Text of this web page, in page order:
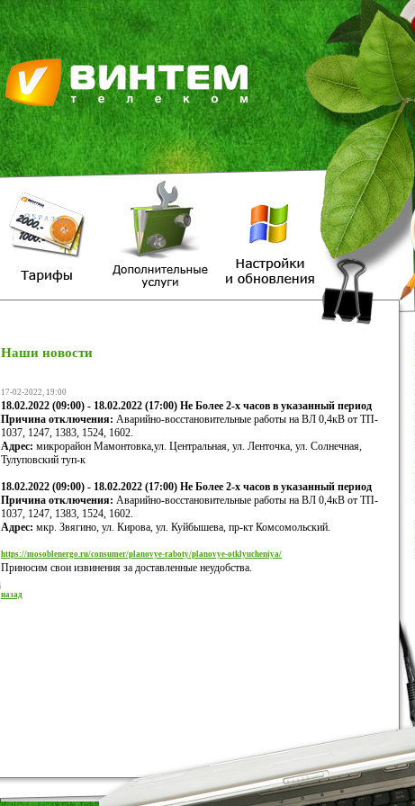
Наши новости
17-02-2022, 19:00
18.02.2022 (09:00) - 18.02.2022 (17:00) Не Более 2-х часов в указанный период
Причина отключения: Аварийно-восстановительные работы на ВЛ 0,4кВ от ТП-
1037, 1247, 1383, 1524, 1602.
Адрес: микрорайон Мамонтовка,ул. Центральная, ул. Ленточка, ул. Солнечная,
Тулуповский туп-к
18.02.2022 (09:00) - 18.02.2022 (17:00) Не Более 2-х часов в указанный период
Причина отключения: Аварийно-восстановительные работы на ВЛ 0,4кВ от ТП-
1037, 1247, 1383, 1524, 1602.
Адрес: мкр. Звягино, ул. Кирова, ул. Куйбышева, пр-кт Комсомольский.
https://mosoblenergo.ru/consumer/planovye-raboty/planovye-otklyucheniya/
Приносим свои извинения за доставленные неудобства.
назад